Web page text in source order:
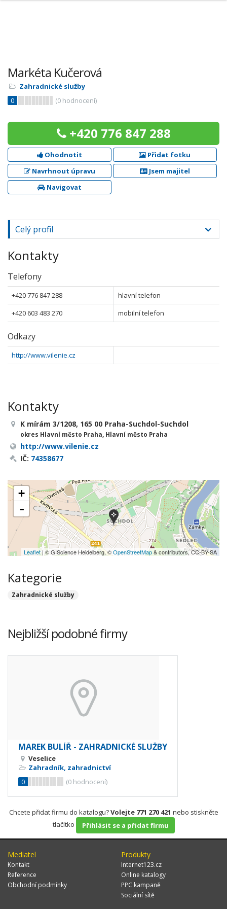
Markéta Kučerová
Zahradnické služby
0
(0 hodnocení)
+420 776 847 288
Ohodnotit
Přidat fotku
Navrhnout úpravu
Jsem majitel
Navigovat
Celý profil
Kontakty
Telefony
+420 776 847 288
hlavní telefon
+420 603 483 270
mobilní telefon
Odkazy
http://www.vilenie.cz
Kontakty
K mírám 3/1208, 165 00 Praha-Suchdol-Suchdol
okres Hlavní město Praha, Hlavní město Praha
http://www.vilenie.cz
IČ: 74358677
+
-
Leaflet| © GIScience Heidelberg, ©OpenStreetMap& contributors, CC-BY-SA
Kategorie
Zahradnické služby
Nejbližší podobné firmy
MAREK BULÍŘ - ZAHRADNICKÉ SLUŽBY
Veselice
Zahradník, zahradnictví
0
(0 hodnocení)
Chcete přidat firmu do katalogu?Volejte 771 270 421 nebo stiskněte
tlačítko
Přihlásit se a přidat firmu
Mediatel
Kontakt
Reference
Obchodní podmínky
Produkty
Internet123.cz
Online katalogy
PPC kampaně
Sociální sítě